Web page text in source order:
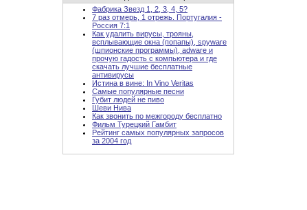
Фабрика Звезд 1, 2, 3, 4, 5?
7 раз отмерь, 1 отрежь. Португалия -
Россия 7:1
Как удалить вирусы, трояны,
всплывающие окна (попапы), spyware
(шпионские программы), adware и
прочую гадость с компьютера и где
скачать лучшие бесплатные
антивирусы
Истина в вине: In Vino Veritas
Самые популярные песни
Губит людей не пиво
Шеви Нива
Как звонить по межгороду бесплатно
Фильм Турецкий Гамбит
Рейтинг самых популярных запросов
за 2004 год